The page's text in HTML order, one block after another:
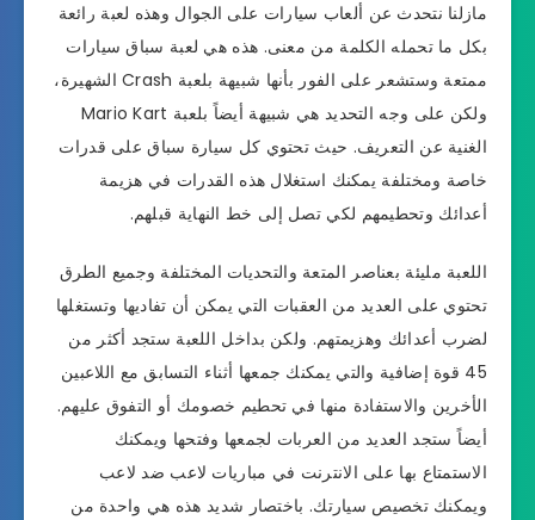
مازلنا نتحدث عن ألعاب سيارات على الجوال وهذه لعبة رائعة
بكل ما تحمله الكلمة من معنى. هذه هي لعبة سباق سيارات
ممتعة وستشعر على الفور بأنها شبيهة بلعبة Crash الشهيرة،
ولكن على وجه التحديد هي شبيهة أيضاً بلعبة Mario Kart
الغنية عن التعريف. حيث تحتوي كل سيارة سباق على قدرات
خاصة ومختلفة يمكنك استغلال هذه القدرات في هزيمة
أعدائك وتحطيمهم لكي تصل إلى خط النهاية قبلهم.
اللعبة مليئة بعناصر المتعة والتحديات المختلفة وجميع الطرق
تحتوي على العديد من العقبات التي يمكن أن تفاديها وتستغلها
لضرب أعدائك وهزيمتهم. ولكن بداخل اللعبة ستجد أكثر من
45 قوة إضافية والتي يمكنك جمعها أثناء التسابق مع اللاعبين
الأخرين والاستفادة منها في تحطيم خصومك أو التفوق عليهم.
أيضاً ستجد العديد من العربات لجمعها وفتحها ويمكنك
الاستمتاع بها على الانترنت في مباريات لاعب ضد لاعب
ويمكنك تخصيص سيارتك. باختصار شديد هذه هي واحدة من